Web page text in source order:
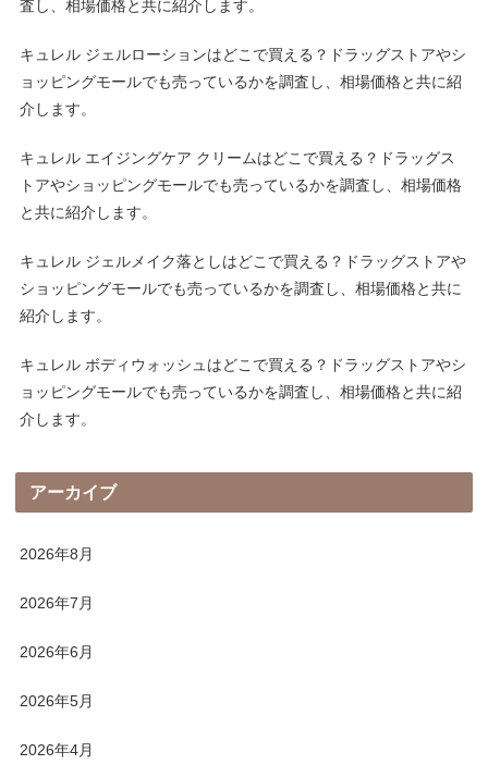
査し、相場価格と共に紹介します。
キュレル ジェルローションはどこで買える？ドラッグストアやシ
ョッピングモールでも売っているかを調査し、相場価格と共に紹
介します。
キュレル エイジングケア クリームはどこで買える？ドラッグス
トアやショッピングモールでも売っているかを調査し、相場価格
と共に紹介します。
キュレル ジェルメイク落としはどこで買える？ドラッグストアや
ショッピングモールでも売っているかを調査し、相場価格と共に
紹介します。
キュレル ボディウォッシュはどこで買える？ドラッグストアやシ
ョッピングモールでも売っているかを調査し、相場価格と共に紹
介します。
アーカイブ
2026年8月
2026年7月
2026年6月
2026年5月
2026年4月